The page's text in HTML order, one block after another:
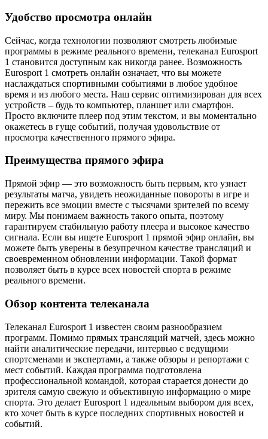
Удобство просмотра онлайн
Сейчас, когда технологии позволяют смотреть любимые
программы в режиме реального времени, телеканал Eurosport
1 становится доступным как никогда ранее. Возможность
Eurosport 1 смотреть онлайн означает, что вы можете
наслаждаться спортивными событиями в любое удобное
время и из любого места. Наш сервис оптимизирован для всех
устройств – будь то компьютер, планшет или смартфон.
Просто включите плеер под этим текстом, и вы моментально
окажетесь в гуще событий, получая удовольствие от
просмотра качественного прямого эфира.
Преимущества прямого эфира
Прямой эфир — это возможность быть первым, кто узнает
результаты матча, увидеть неожиданные повороты в игре и
пережить все эмоции вместе с тысячами зрителей по всему
миру. Мы понимаем важность такого опыта, поэтому
гарантируем стабильную работу плеера и высокое качество
сигнала. Если вы ищете Eurosport 1 прямой эфир онлайн, вы
можете быть уверены в безупречном качестве трансляций и
своевременном обновлении информации. Такой формат
позволяет быть в курсе всех новостей спорта в режиме
реального времени.
Обзор контента телеканала
Телеканал Eurosport 1 известен своим разнообразием
программ. Помимо прямых трансляций матчей, здесь можно
найти аналитические передачи, интервью с ведущими
спортсменами и экспертами, а также обзоры и репортажи с
мест событий. Каждая программа подготовлена
профессиональной командой, которая старается донести до
зрителя самую свежую и объективную информацию о мире
спорта. Это делает Eurosport 1 идеальным выбором для всех,
кто хочет быть в курсе последних спортивных новостей и
событий.